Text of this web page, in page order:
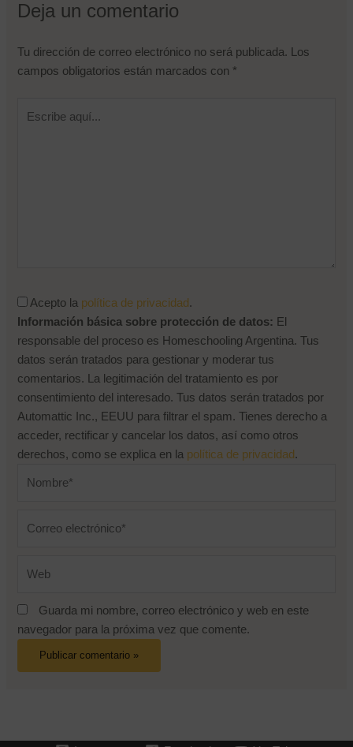
Deja un comentario
Tu dirección de correo electrónico no será publicada. Los
campos obligatorios están marcados con *
Acepto la política de privacidad.
Información básica sobre protección de datos: El
responsable del proceso es Homeschooling Argentina. Tus
datos serán tratados para gestionar y moderar tus
comentarios. La legitimación del tratamiento es por
consentimiento del interesado. Tus datos serán tratados por
Automattic Inc., EEUU para filtrar el spam. Tienes derecho a
acceder, rectificar y cancelar los datos, así como otros
derechos, como se explica en la política de privacidad.
Guarda mi nombre, correo electrónico y web en este
navegador para la próxima vez que comente.
Contraseña